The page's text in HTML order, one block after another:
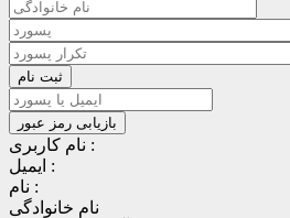
نام کاربری :
ایمیل :
نام :
نام خانوادگی